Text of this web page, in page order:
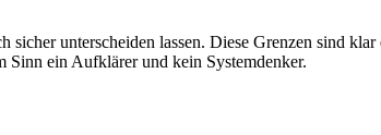
unterscheiden lassen. Diese Grenzen sind
Sinn ein Aufklärer und kein Systemdenker.